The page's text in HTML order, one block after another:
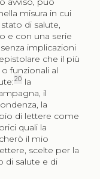
misura in cui
di salute,
e con una serie
implicazioni
che il più
funzionali al
20 la
il
la
di lettere come
quali la
il mio
scelte per la
di salute e di